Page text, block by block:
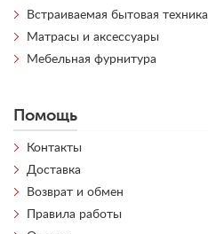
Встраиваемая бытовая техника
Матрасы и аксессуары
Мебельная фурнитура
Помощь
Контакты
Доставка
Возврат и обмен
Правила работы